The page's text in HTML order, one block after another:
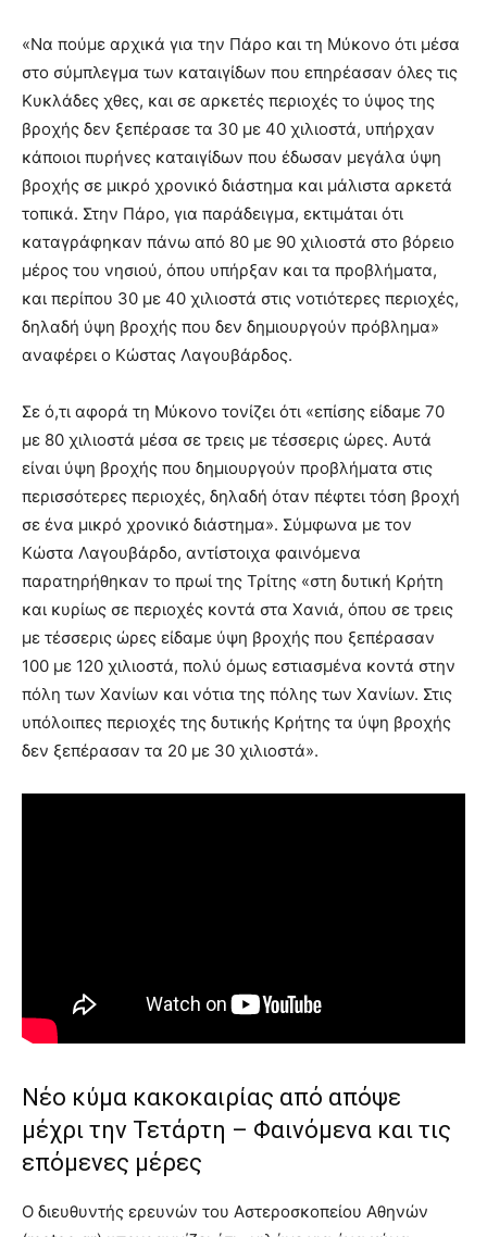
«Να πούμε αρχικά για την Πάρο και τη Μύκονο ότι μέσα
στο σύμπλεγμα των καταιγίδων που επηρέασαν όλες τις
Κυκλάδες χθες, και σε αρκετές περιοχές το ύψος της
βροχής δεν ξεπέρασε τα 30 με 40 χιλιοστά, υπήρχαν
κάποιοι πυρήνες καταιγίδων που έδωσαν μεγάλα ύψη
βροχής σε μικρό χρονικό διάστημα και μάλιστα αρκετά
τοπικά. Στην Πάρο, για παράδειγμα, εκτιμάται ότι
καταγράφηκαν πάνω από 80 με 90 χιλιοστά στο βόρειο
μέρος του νησιού, όπου υπήρξαν και τα προβλήματα,
και περίπου 30 με 40 χιλιοστά στις νοτιότερες περιοχές,
δηλαδή ύψη βροχής που δεν δημιουργούν πρόβλημα»
αναφέρει ο Κώστας Λαγουβάρδος.
Σε ό,τι αφορά τη Μύκονο τονίζει ότι «επίσης είδαμε 70
με 80 χιλιοστά μέσα σε τρεις με τέσσερις ώρες. Αυτά
είναι ύψη βροχής που δημιουργούν προβλήματα στις
περισσότερες περιοχές, δηλαδή όταν πέφτει τόση βροχή
σε ένα μικρό χρονικό διάστημα». Σύμφωνα με τον
Κώστα Λαγουβάρδο, αντίστοιχα φαινόμενα
παρατηρήθηκαν το πρωί της Τρίτης «στη δυτική Κρήτη
και κυρίως σε περιοχές κοντά στα Χανιά, όπου σε τρεις
με τέσσερις ώρες είδαμε ύψη βροχής που ξεπέρασαν
100 με 120 χιλιοστά, πολύ όμως εστιασμένα κοντά στην
πόλη των Χανίων και νότια της πόλης των Χανίων. Στις
υπόλοιπες περιοχές της δυτικής Κρήτης τα ύψη βροχής
δεν ξεπέρασαν τα 20 με 30 χιλιοστά».
Νέο κύμα κακοκαιρίας από απόψε
μέχρι την Τετάρτη – Φαινόμενα και τις
επόμενες μέρες
Ο διευθυντής ερευνών του Αστεροσκοπείου Αθηνών